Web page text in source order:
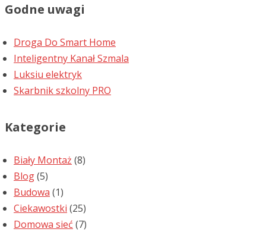
Godne uwagi
Droga Do Smart Home
Inteligentny Kanał Szmala
Luksiu elektryk
Skarbnik szkolny PRO
Kategorie
Biały Montaż (8)
Blog(5)
Budowa (1)
Ciekawostki (25)
Domowa sieć (7)